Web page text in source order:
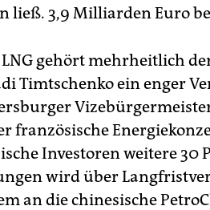
ließ. 3,9 Milliarden Euro
gehört mehrheitlich
Timtschenko ein enger
französische
Investoren weitere 30
wird über
an die chinesische